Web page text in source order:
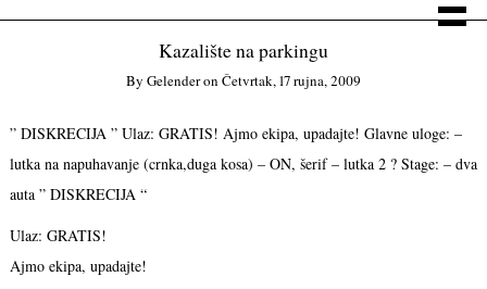
Kazalište na parkingu
By Gelenderon Četvrtak, 17 rujna, 2009
” DISKRECIJA ” Ulaz: GRATIS! Ajmo ekipa, upadajte! Glavne uloge: –
lutka na napuhavanje (crnka,duga kosa) – ON, šerif – lutka 2 ? Stage: – dva
auta ” DISKRECIJA “
Ulaz: GRATIS!
Ajmo ekipa, upadajte!